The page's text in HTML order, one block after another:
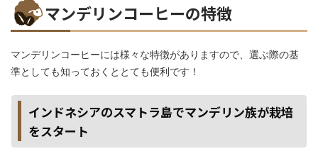
マンデリンコーヒーの特徴
マンデリンコーヒーには様々な特徴がありますので、選ぶ際の基
準としても知っておくととても便利です！
インドネシアのスマトラ島でマンデリン族が栽培
をスタート